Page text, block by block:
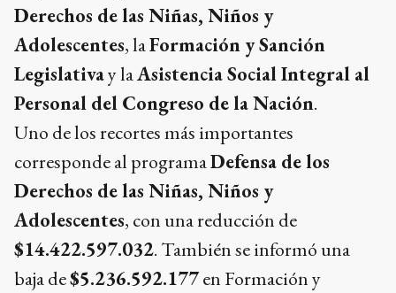
Derechos de las Niñas, Niños y
Adolescentes, laFormación y Sanción
Legislativay laAsistencia Social Integral al
Personal del Congreso de la Nación.
Uno de los recortes más importantes
corresponde al programaDefensa de los
Derechos de las Niñas, Niños y
Adolescentes, con una reducción de
$14.422.597.032. También se informó una
baja de$5.236.592.177en Formación y